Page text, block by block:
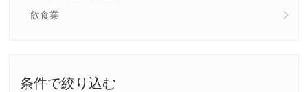
飲食業
条件で絞り込む